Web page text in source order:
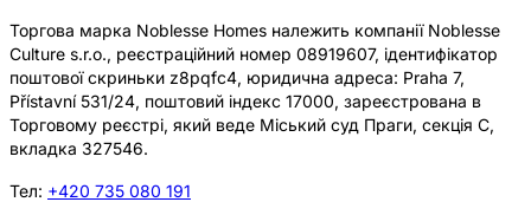
Торгова марка Noblesse Homes належить компанії Noblesse
Culture s.r.o., реєстраційний номер 08919607, ідентифікатор
поштової скриньки z8pqfc4, юридична адреса: Praha 7,
Přístavní 531/24, поштовий індекс 17000, зареєстрована в
Торговому реєстрі, який веде Міський суд Праги, секція C,
вкладка 327546.
Тел: +420 735 080 191